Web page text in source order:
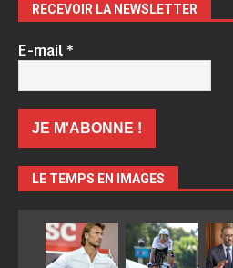
RECEVOIR LA NEWSLETTER
E-mail*
LE TEMPS EN IMAGES